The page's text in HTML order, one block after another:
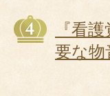
『看
要な物